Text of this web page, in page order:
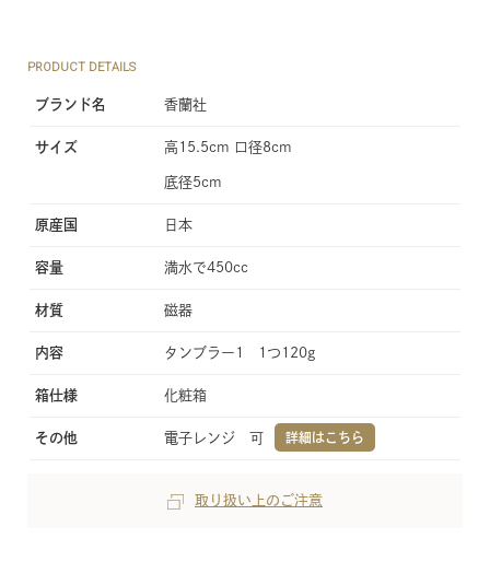
PRODUCT DETAILS
ブランド名 香蘭社
サイズ 高15.5cm 口径8cm
底径5cm
原産国 日本
容量 満水で450cc
材質 磁器
内容 タンブラー1 1つ120g
箱仕様 化粧箱
その他 電子レンジ 可 詳細はこちら
取り扱い上のご注意